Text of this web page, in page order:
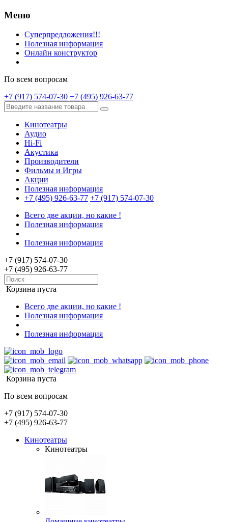
Меню
Суперпредложения!!!
Полезная информация
Онлайн конструктор
По всем вопросам
+7 (917) 574-07-30 +7 (495) 926-63-77
Кинотеатры
Аудио
Hi-Fi
Акустика
Производители
Фильмы и Игры
Акции
Полезная информация
+7 (495) 926-63-77 +7 (917) 574-07-30
Всего две акции, но какие !
Полезная информация
Полезная информация
+7 (917) 574-07-30
+7 (495) 926-63-77
Корзина пуста
Всего две акции, но какие !
Полезная информация
Полезная информация
Корзина пуста
По всем вопросам
+7 (917) 574-07-30
+7 (495) 926-63-77
Кинотеатры
Кинотеатры